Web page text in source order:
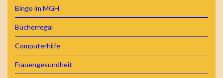
Bingo im MGH
Bücherregal
Computerhilfe
Frauengesundheit